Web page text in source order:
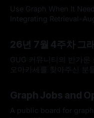
Use Graph When It
Integrating Retrieval-
Integrating Retrieval-
GraphsLarge language
knowledge-intensive
outdated parametric
26년 7월 4주차 그
GUG 커뮤니티의 반가운 소식 * 오랜만에 인사드립니
오마카세를 찾아주신 분
건강하게 잘 지내고 계셨나요? * 최근 저희
Group)에 정말 반가운
GUG가 2026 오픈소스
Graph Jobs and
A public board for